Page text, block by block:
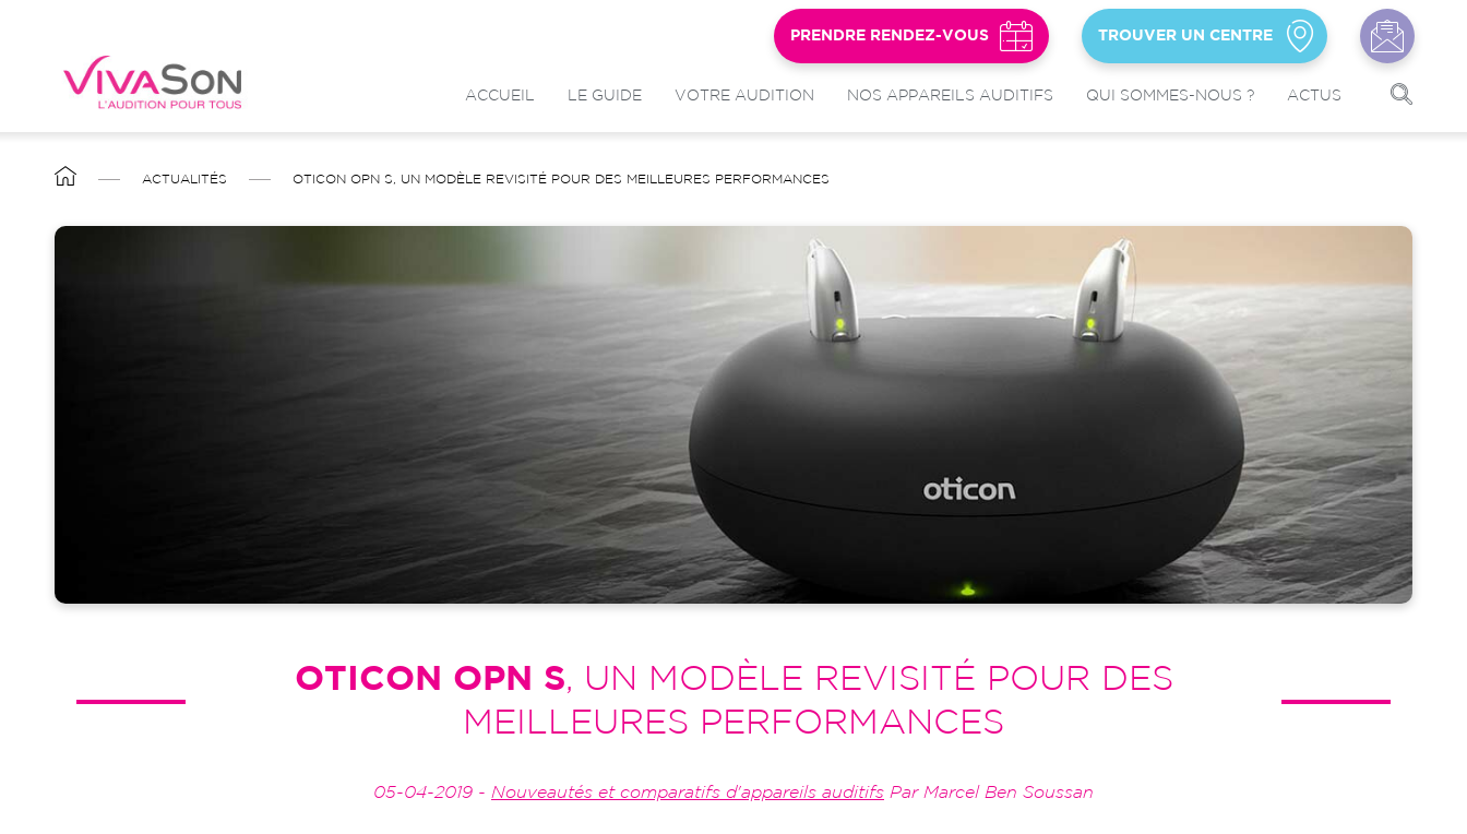
contenu
ACCUEIL LE GUIDE VOTRE AUDITION NOS APPAREILS AUDITIFS QUI SOMMES-NOUS ? ACTUS
PRENDRE RENDEZ-VOUS TROUVER UN CENTRE
FIL
ACTUALITÉS OTICON OPN S, UN MODÈLE REVISITÉ POUR DES MEILLEURES PERFORMANCES
OTICON OPN S, UN MODÈLE REVISITÉ POUR DES
MEILLEURES PERFORMANCES
05-04-2019 - Nouveautés et comparatifs d'appareils auditifs Par Marcel Ben Soussan